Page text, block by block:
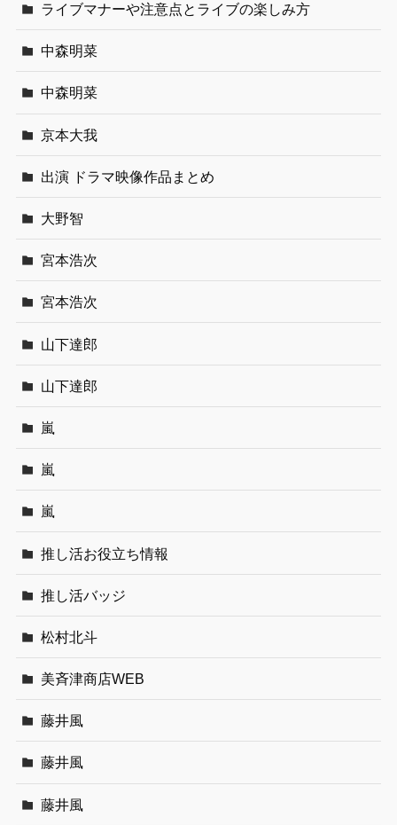
ライブマナーや注意点とライブの楽しみ方
中森明菜
中森明菜
京本大我
出演 ドラマ映像作品まとめ
大野智
宮本浩次
宮本浩次
山下達郎
山下達郎
嵐
嵐
嵐
推し活お役立ち情報
推し活バッジ
松村北斗
美斉津商店WEB
藤井風
藤井風
藤井風